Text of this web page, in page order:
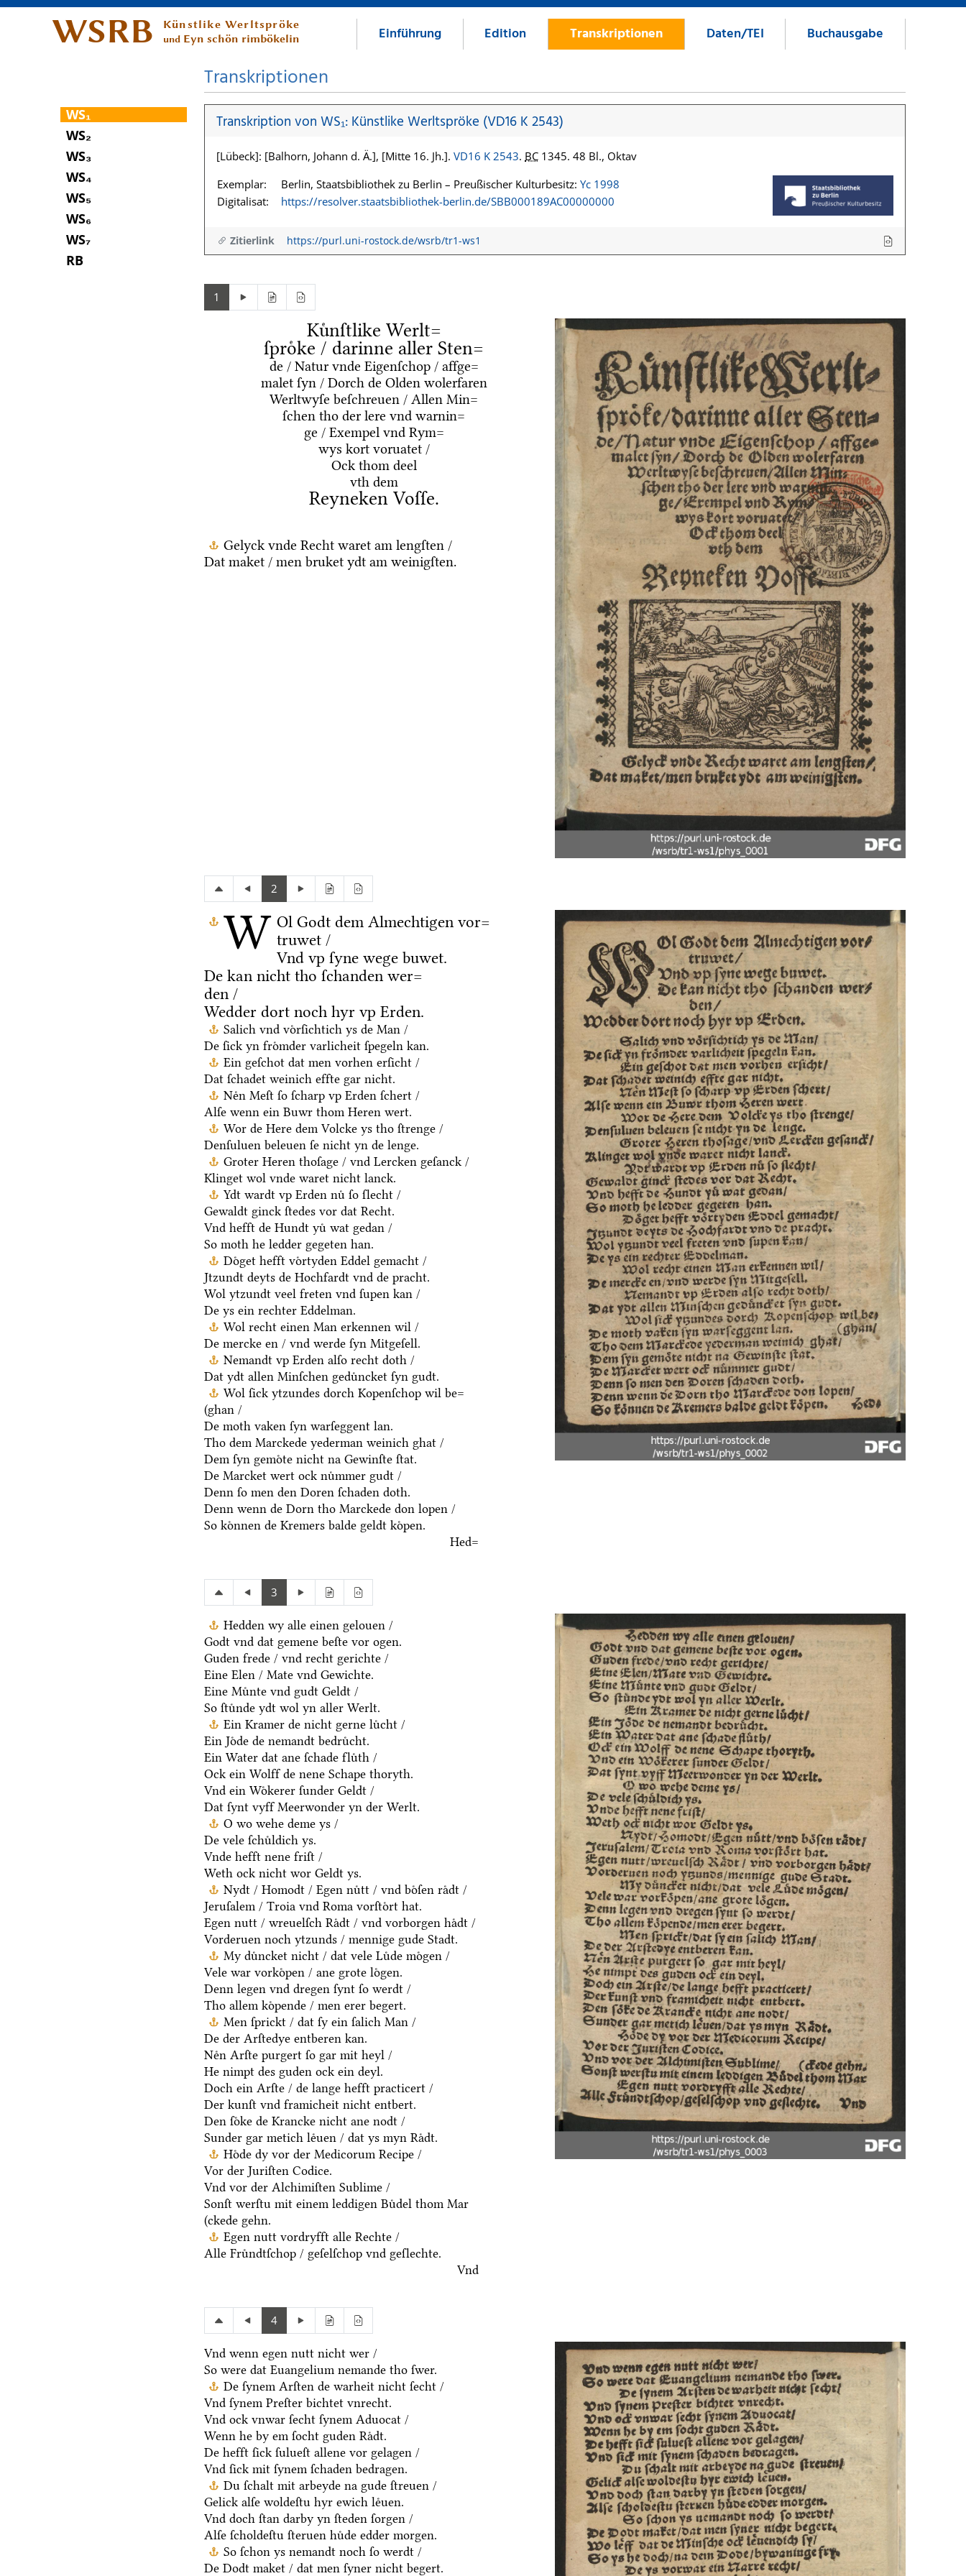
WSRB Künstlike Werltspröke
und Eyn schön rimbökelin Einführung Edition Transkriptionen Daten/TEI Buchausgabe
WS₁
WS₂
WS₃
WS₄
WS₅
WS₆
WS₇
RB
Transkriptionen
Transkription von WS₁: Künstlike Werltspröke (VD16 K 2543)
[Lübeck]: [Balhorn, Johann d. Ä.], [Mitte 16. Jh.]. VD16 K 2543. BC 1345. 48 Bl., Oktav
Exemplar:
Berlin, Staatsbibliothek zu Berlin – Preußischer Kulturbesitz: Yc 1998
Digitalisat:
https://resolver.staatsbibliothek-berlin.de/SBB000189AC00000000
Zitierlink https://purl.uni-rostock.de/wsrb/tr1-ws1
1
Kuͤnſtlike Werlt=
ſproͤke / darinne aller Sten=
de / Natur vnde Eigenſchop / affge=
malet ſyn / Dorch de Olden wolerfaren
Werltwyſe beſchreuen / Allen Min=
ſchen tho der lere vnd warnin=
ge / Exempel vnd Rym=
wys kort voruatet /
Ock thom deel
vth dem
Reyneken Voſſe.
Gelyck vnde Recht waret am lengſten /
Dat maket / men bruket ydt am weinigſten.
2
W Ol Godt dem Almechtigen vor=
truwet /
Vnd vp ſyne wege buwet.
De kan nicht tho ſchanden wer=
den /
Wedder dort noch hyr vp Erden.
Salich vnd voͤrſichtich ys de Man /
De ſick yn froͤmder varlicheit ſpegeln kan.
Ein geſchot dat men vorhen erſicht /
Dat ſchadet weinich effte gar nicht.
Neͤn Meſt ſo ſcharp vp Erden ſchert /
Alſe wenn ein Buwr thom Heren wert.
Wor de Here dem Volcke ys tho ſtrenge /
Denſuluen beleuen ſe nicht yn de lenge.
Groter Heren thoſage / vnd Lercken geſanck /
Klinget wol vnde waret nicht lanck.
Ydt wardt vp Erden nuͤ ſo ſlecht /
Gewaldt ginck ſtedes vor dat Recht.
Vnd hefft de Hundt yuͤ wat gedan /
So moth he ledder gegeten han.
Doͤget hefft voͤrtyden Eddel gemacht /
Jtzundt deyts de Hochfardt vnd de pracht.
Wol ytzundt veel freten vnd ſupen kan /
De ys ein rechter Eddelman.
Wol recht einen Man erkennen wil /
De mercke en / vnd werde ſyn Mitgeſell.
Nemandt vp Erden alſo recht doth /
Dat ydt allen Minſchen geduͤncket ſyn gudt.
Wol ſick ytzundes dorch Kopenſchop wil be=
(ghan /
De moth vaken ſyn warſeggent lan.
Tho dem Marckede yederman weinich ghat /
Dem ſyn gemoͤte nicht na Gewinſte ſtat.
De Marcket wert ock nuͤmmer gudt /
Denn ſo men den Doren ſchaden doth.
Denn wenn de Dorn tho Marckede don lopen /
So koͤnnen de Kremers balde geldt koͤpen.
Hed=
3
Hedden wy alle einen gelouen /
Godt vnd dat gemene beſte vor ogen.
Guden frede / vnd recht gerichte /
Eine Elen / Mate vnd Gewichte.
Eine Muͤnte vnd gudt Geldt /
So ſtuͤnde ydt wol yn aller Werlt.
Ein Kramer de nicht gerne luͤcht /
Ein Joͤde de nemandt bedruͤcht.
Ein Water dat ane ſchade fluͤth /
Ock ein Wolff de nene Schape thoryth.
Vnd ein Woͤkerer ſunder Geldt /
Dat ſynt vyff Meerwonder yn der Werlt.
O wo wehe deme ys /
De vele ſchuͤldich ys.
Vnde hefft nene friſt /
Weth ock nicht wor Geldt ys.
Nydt / Homodt / Egen nuͤtt / vnd boͤſen raͤdt /
Jeruſalem / Troia vnd Roma vorſtoͤrt hat.
Egen nutt / wreuelſch Raͤdt / vnd vorborgen haͤdt /
Vorderuen noch ytzunds / mennige gude Stadt.
My duͤncket nicht / dat vele Luͤde moͤgen /
Vele war vorkoͤpen / ane grote loͤgen.
Denn legen vnd dregen ſynt ſo werdt /
Tho allem koͤpende / men erer begert.
Men ſprickt / dat ſy ein ſalich Man /
De der Arſtedye entberen kan.
Neͤn Arſte purgert ſo gar mit heyl /
He nimpt des guden ock ein deyl.
Doch ein Arſte / de lange hefft practicert /
Der kunſt vnd framicheit nicht entbert.
Den ſoͤke de Krancke nicht ane nodt /
Sunder gar metich leͤuen / dat ys myn Raͤdt.
Hoͤde dy vor der Medicorum Recipe /
Vor der Juriſten Codice.
Vnd vor der Alchimiſten Sublime /
Sonſt werſtu mit einem leddigen Buͤdel thom Mar
(ckede gehn.
Egen nutt vordryfft alle Rechte /
Alle Fruͤndtſchop / geſelſchop vnd geſlechte.
Vnd
4
Vnd wenn egen nutt nicht wer /
So were dat Euangelium nemande tho ſwer.
De ſynem Arſten de warheit nicht ſecht /
Vnd ſynem Preſter bichtet vnrecht.
Vnd ock vnwar ſecht ſynem Aduocat /
Wenn he by em ſocht guden Raͤdt.
De hefft ſick ſulueſt allene vor gelagen /
Vnd ſick mit ſynem ſchaden bedragen.
Du ſchalt mit arbeyde na gude ſtreuen /
Gelick alſe woldeſtu hyr ewich leͤuen.
Vnd doch ſtan darby yn ſteden ſorgen /
Alſe ſcholdeſtu ſteruen huͤde edder morgen.
So ſchon ys nemandt noch ſo werdt /
De Dodt maket / dat men ſyner nicht begert.